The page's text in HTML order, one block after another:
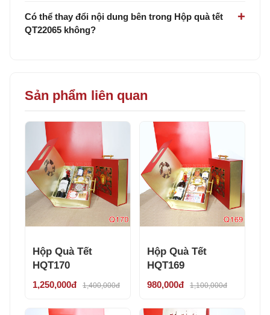
Có thể thay đổi nội dung bên trong Hộp quà tết
QT22065 không?
Sản phẩm liên quan
Hộp Quà Tết
HQT170
1,250,000đ 1,400,000đ
Hộp Quà Tết
HQT169
980,000đ 1,100,000đ